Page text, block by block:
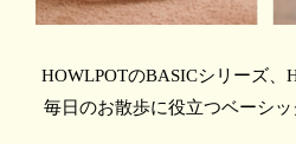
HOWLPOTのBASICシリーズ、
毎日のお散歩に役立つベーシッ